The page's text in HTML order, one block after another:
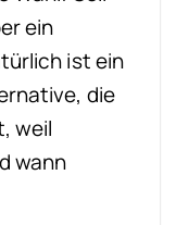
ein
ist ein
die
weil
wann